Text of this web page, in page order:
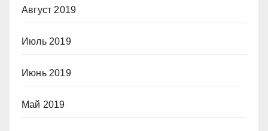
Август 2019
Июль 2019
Июнь 2019
Май 2019